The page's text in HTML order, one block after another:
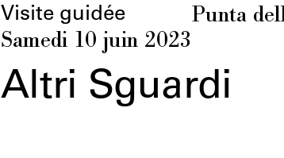
Visite guidée
Samedi 10 juin 2023
Punta
Altri Sguardi